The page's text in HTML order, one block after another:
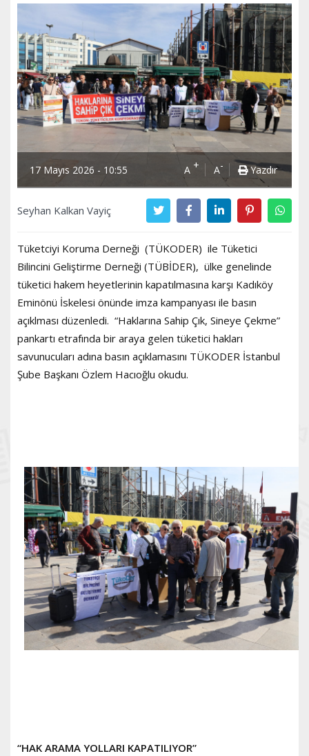
17 Mayıs 2026 - 10:55 A + A- Yazdır
Seyhan Kalkan Vayiç
Tüketciyi Koruma Derneği (TÜKODER) ile Tüketici
Bilincini Geliştirme Derneği (TÜBİDER), ülke genelinde
tüketici hakem heyetlerinin kapatılmasına karşı Kadıköy
Eminönü İskelesi önünde imza kampanyası ile basın
açıklması düzenledi. “Haklarına Sahip Çık, Sineye Çekme”
pankartı etrafında bir araya gelen tüketici hakları
savunucuları adına basın açıklamasını TÜKODER İstanbul
Şube Başkanı Özlem Hacıoğlu okudu.
“HAK ARAMA YOLLARI KAPATILIYOR”